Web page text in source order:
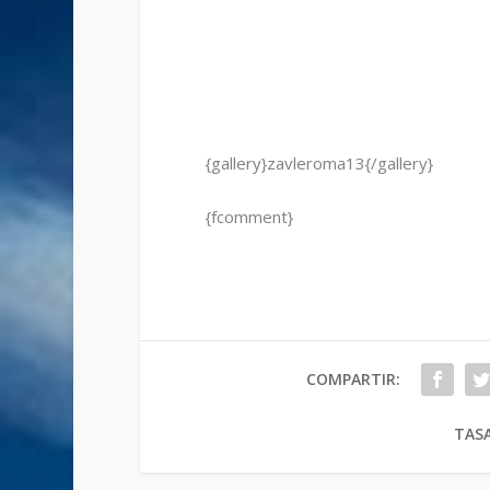
{gallery}zavleroma13{/gallery}
{fcomment}
COMPARTIR: